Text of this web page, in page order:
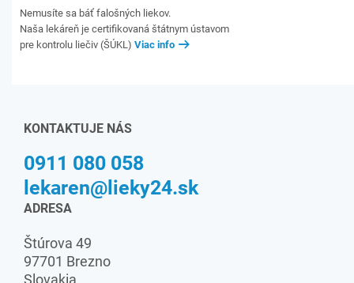
Nemusíte sa báť falošných liekov.
Naša lekáreň je certifikovaná štátnym ústavom
pre kontrolu liečiv (ŠÚKL) Viac info
KONTAKTUJE NÁS
0911 080 058
lekaren@lieky24.sk
ADRESA
Štúrova 49
97701 Brezno
Slovakia